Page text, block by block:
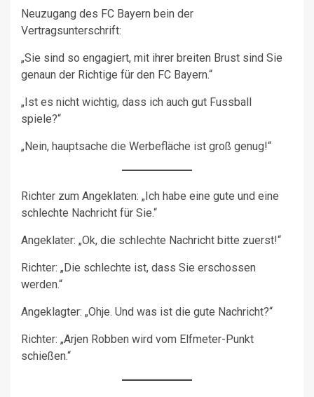
Neuzugang des FC Bayern bein der
Vertragsunterschrift:
„Sie sind so engagiert, mit ihrer breiten Brust sind Sie
genaun der Richtige für den FC Bayern.“
„Ist es nicht wichtig, dass ich auch gut Fussball
spiele?“
„Nein, hauptsache die Werbefläche ist groß genug!“
Richter zum Angeklaten: „Ich habe eine gute und eine
schlechte Nachricht für Sie.“
Angeklater: „Ok, die schlechte Nachricht bitte zuerst!“
Richter: „Die schlechte ist, dass Sie erschossen
werden.“
Angeklagter: „Ohje. Und was ist die gute Nachricht?“
Richter: „Arjen Robben wird vom Elfmeter-Punkt
schießen.“